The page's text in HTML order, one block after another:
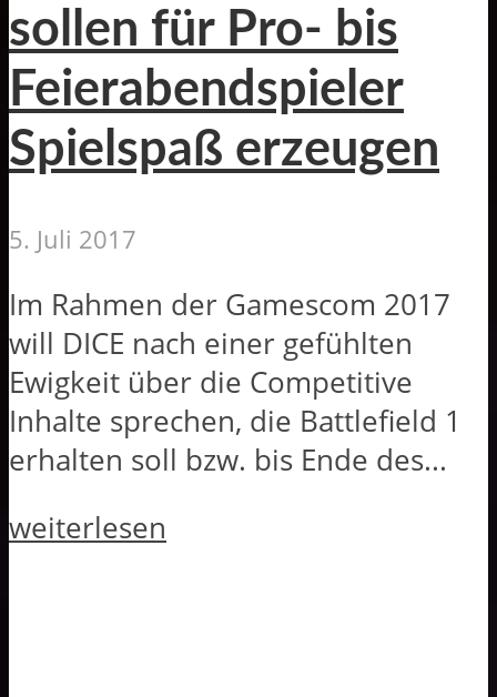
sollen für Pro- bis
Feierabendspieler
Spielspaß erzeugen
5. Juli 2017
Im Rahmen der Gamescom 2017
will DICE nach einer gefühlten
Ewigkeit über die Competitive
Inhalte sprechen, die Battlefield 1
erhalten soll bzw. bis Ende des...
weiterlesen